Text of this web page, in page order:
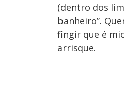
(dentro dos
banheiro”.
fingir que é
arrisque.